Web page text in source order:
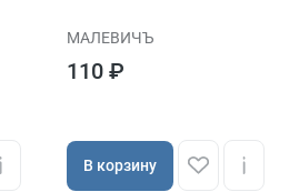
МАЛЕВИЧЪ
110 ₽
В корзину